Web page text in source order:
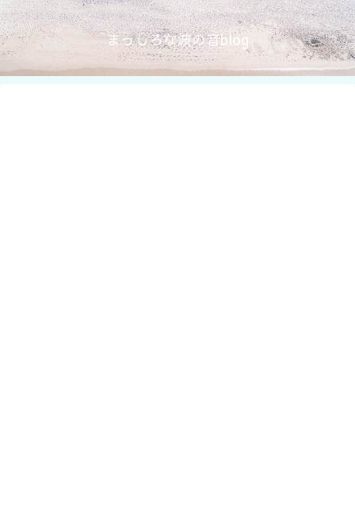
まっしろな波の音blog